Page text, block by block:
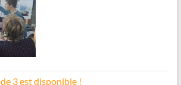
3 est disponible !